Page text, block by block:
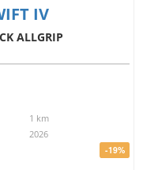
IV
ALLGRIP
1 km
2026
-19%